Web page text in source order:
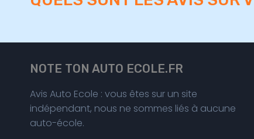
NOTE TON AUTO ECOLE.FR
Avis Auto Ecole : vous êtes sur un site
indépendant, nous ne sommes liés à aucune
auto-école.